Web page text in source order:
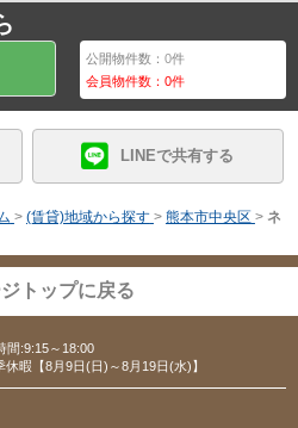
公開物件数：0件
会員物件数：0件
LINEで共有する
> (賃貸)地域から探す > 熊本市中央区 > ネ
トップに戻る
間:9:15～18:00
暇【8月9日(日)～8月19日(水)】